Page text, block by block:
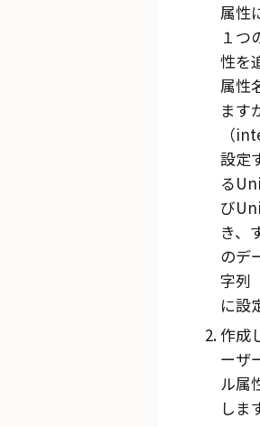
属性
１つ
性を
属性
ます
（
設定
る
び
き、
のデ
字列
に設
作成
ーザ
ル属
しま